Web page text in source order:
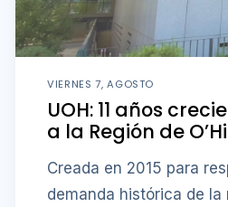
VIERNES 7, AGOSTO
UOH: 11 años
a la Región de
Creada en 2015 para
demanda histórica de la